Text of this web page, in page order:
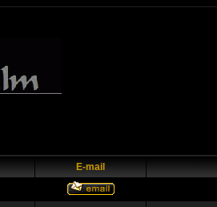
E-mail